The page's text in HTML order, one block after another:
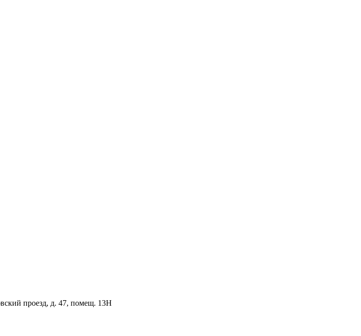
проезд, д. 47, помещ. 13Н